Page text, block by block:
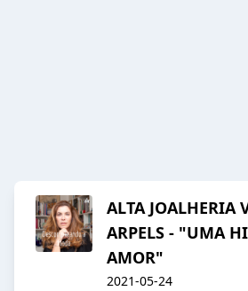
ALTA JOALHERIA
ARPELS - "UMA
AMOR"
2021-05-24